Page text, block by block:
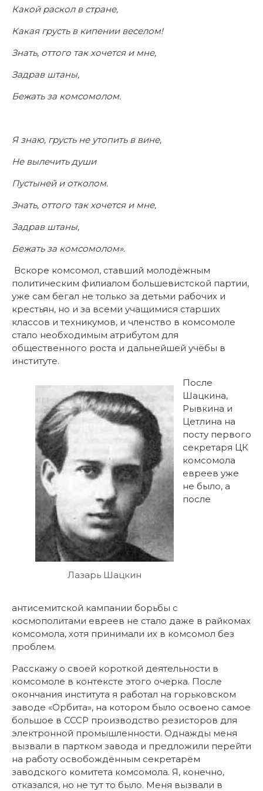
Какой раскол в стране,
Какая грусть в кипении веселом!
Знать, оттого так хочется и мне,
Задрав штаны,
Бежать за комсомолом.
Я знаю, грусть не утопить в вине,
Не вылечить души
Пустыней и отколом.
Знать, оттого так хочется и мне,
Задрав штаны,
Бежать за комсомолом».
Вскоре комсомол, ставший молодёжным
политическим филиалом большевистской партии,
уже сам бегал не только за детьми рабочих и
крестьян, но и за всеми учащимися старших
классов и техникумов, и членство в комсомоле
стало необходимым атрибутом для
общественного роста и дальнейшей учёбы в
институте.
Лазарь Шацкин
После
Шацкина,
Рывкина и
Цетлина на
посту первого
секретаря ЦК
комсомола
евреев уже
не было, а
после
антисемитской кампании борьбы с
космополитами евреев не стало даже в райкомах
комсомола, хотя принимали их в комсомол без
проблем.
Расскажу о своей короткой деятельности в
комсомоле в контексте этого очерка. После
окончания института я работал на горьковском
заводе «Орбита», на котором было освоено самое
большое в СССР производство резисторов для
электронной промышленности. Однажды меня
вызвали в партком завода и предложили перейти
на работу освобождённым секретарём
заводского комитета комсомола. Я, конечно,
отказался, но не тут то было. Меня вызвали в